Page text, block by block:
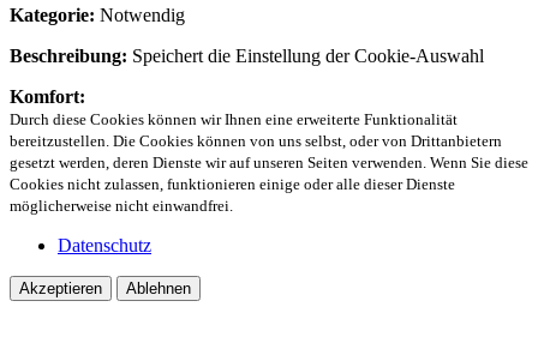
Kategorie: Notwendig
Beschreibung: Speichert die Einstellung der Cookie-Auswahl
Komfort:
Durch diese Cookies können wir Ihnen eine erweiterte Funktionalität
bereitzustellen. Die Cookies können von uns selbst, oder von Drittanbietern
gesetzt werden, deren Dienste wir auf unseren Seiten verwenden. Wenn Sie diese
Cookies nicht zulassen, funktionieren einige oder alle dieser Dienste
möglicherweise nicht einwandfrei.
Datenschutz
Akzeptieren Ablehnen